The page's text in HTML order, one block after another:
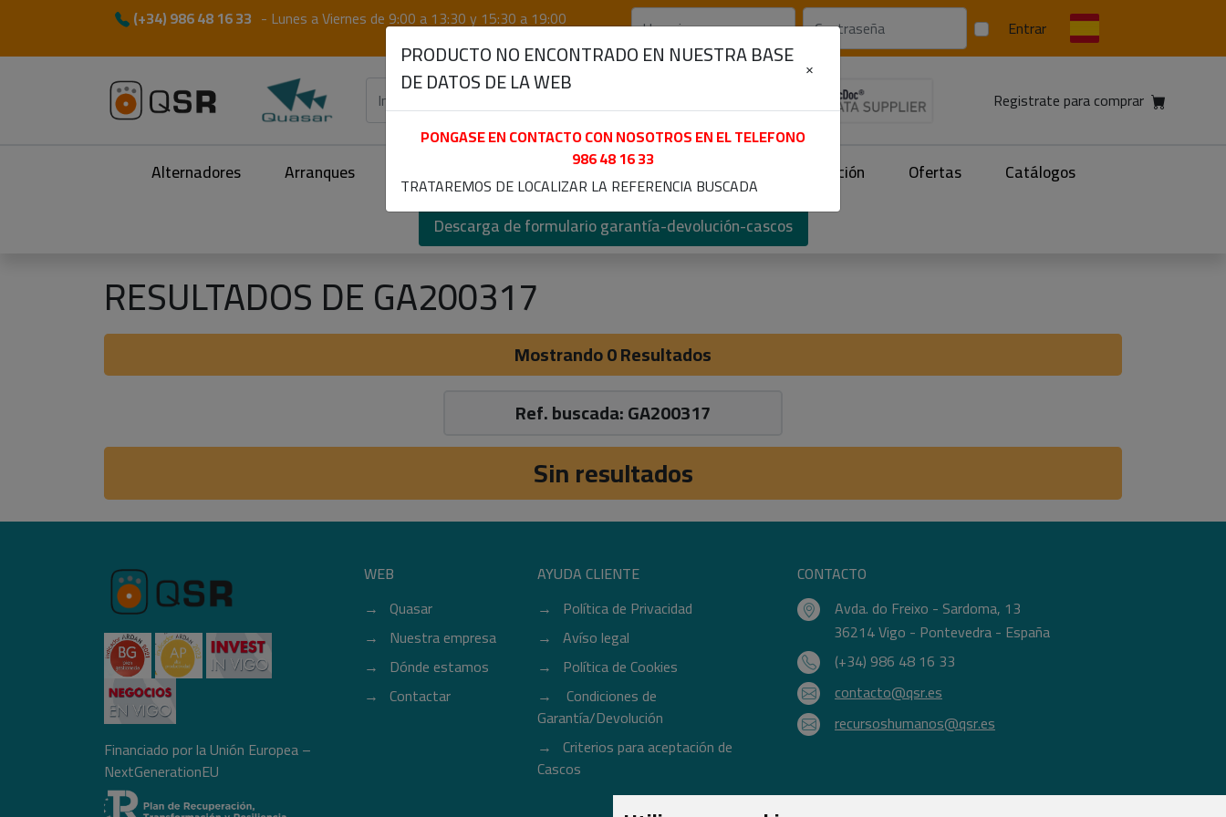
(+34) 986 48 16 33 - Lunes a Viernes de 9:00 a 13:30 y 15:30 a 19:00 Entrar
Registrate para comprar
Alternadores Arranques Poleas Despieces Electro/Calefacción Ofertas
Catálogos
Descarga de formulario garantía-devolución-cascos
RESULTADOS DE GA200317
Mostrando 0 Resultados
Ref. buscada: GA200317
Sin resultados
Financiado por la Unión Europea –
NextGenerationEU
WEB
Quasar
Nuestra empresa
Dónde estamos
Contactar
AYUDA CLIENTE
Política de Privacidad
Avíso legal
Política de Cookies
Condiciones de
Garantía/Devolución
Criterios para aceptación de
Cascos
CONTACTO
Avda. do Freixo - Sardoma, 13
36214 Vigo - Pontevedra - España
(+34) 986 48 16 33
contacto@qsr.es
recursoshumanos@qsr.es
PRODUCTO NO ENCONTRADO EN NUESTRA BASE
DE DATOS DE LA WEB
×
PONGASE EN CONTACTO CON NOSOTROS EN EL TELEFONO
986 48 16 33
TRATAREMOS DE LOCALIZAR LA REFERENCIA BUSCADA